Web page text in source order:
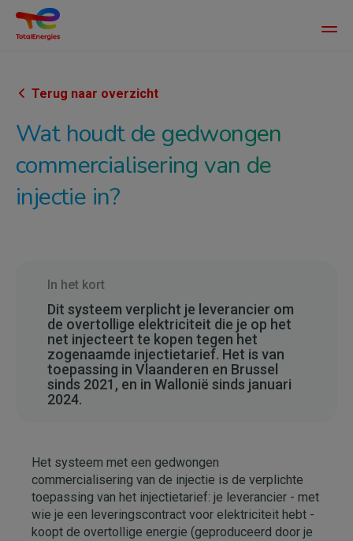
naar
inhoud
gaan
Main
Terug naar overzicht
Wat houdt de gedwongen
commercialisering van de
injectie in?
In het kort
Dit systeem verplicht je leverancier om
de overtollige elektriciteit die je op het
net injecteert te kopen tegen het
zogenaamde injectietarief. Het is van
toepassing in Vlaanderen en Brussel
sinds 2021, en in Wallonië sinds januari
2024.
Het systeem met een gedwongen
commercialisering van de injectie is de verplichte
toepassing van het injectietarief: je leverancier - met
wie je een leveringscontract voor elektriciteit hebt -
koopt de overtollige energie (geproduceerd door je